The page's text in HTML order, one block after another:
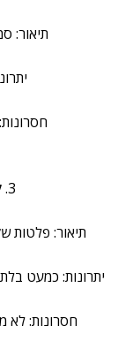
תיאור:
3. קשתיות שקופות (אינויזליין)
תיאור: פלטות
יתרונות: כמעט
חסרונות: לא